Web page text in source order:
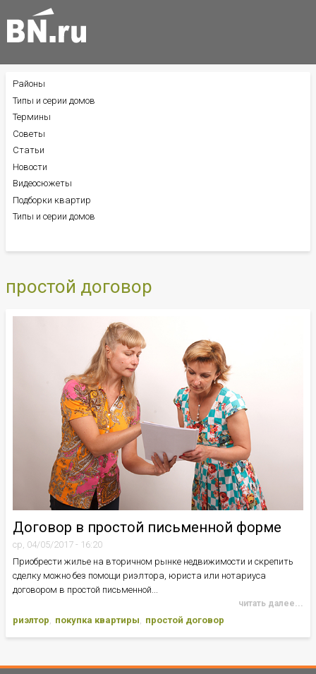
простой договор
Договор в простой письменной форме
ср, 04/05/2017 - 16:20
Приобрести жилье на вторичном рынке недвижимости и скрепить
сделку можно без помощи риэлтора, юриста или нотариуса
договором в простой письменной...
читать далее...
риэлтор покупка квартиры простой договор
БОКОВОЕ
МЕНЮ
Районы
Типы и серии домов
Термины
Советы
Статьи
Новости
Видеосюжеты
Подборки квартир
Типы и серии домов